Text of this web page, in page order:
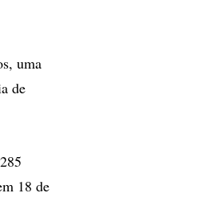
uma
de
18 de